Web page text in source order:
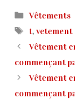
Catégories
Vêtements
Étiquettes
t,vetement
Vêtement
commençant
Vêtement
commençant